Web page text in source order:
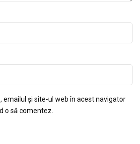
emailul și site-ul web în acest navigator
o să comentez.